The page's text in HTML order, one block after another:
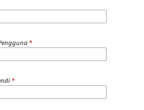
*
*